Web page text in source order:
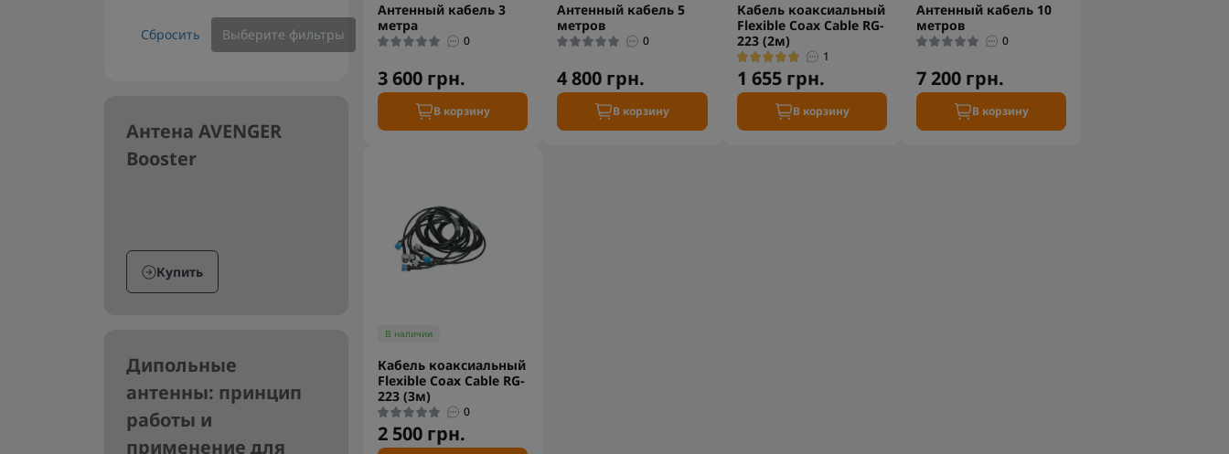
Сбросить Выберите фильтры
Антена AVENGER
Booster
Купить
Дипольные
антенны: принцип
работы и
применение для
Антенный кабель 3
метра
0
3 600 грн.
В корзину
Антенный кабель 5
метров
0
4 800 грн.
В корзину
Кабель коаксиальный
Flexible Coax Cable RG-
223 (2м)
1
1 655 грн.
В корзину
Антенный кабель 10
метров
0
7 200 грн.
В корзину
В наличии
Кабель коаксиальный
Flexible Coax Cable RG-
223 (3м)
0
2 500 грн.